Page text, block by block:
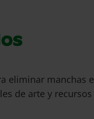
eliminar manchas e
de arte y recursos